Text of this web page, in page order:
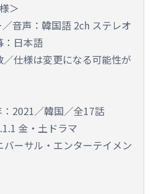
＞
音声：韓国語 2ch ステレオ
：日本語
仕様は変更になる可能性が
2021／韓国／全17話
金・土ドラマ
ーサル・エンターテイメン